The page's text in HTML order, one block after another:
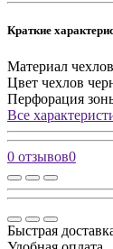
Краткие
Материал чехлов
Цвет чехлов
Перфорация
Все
0 отзывов0
Быстрая